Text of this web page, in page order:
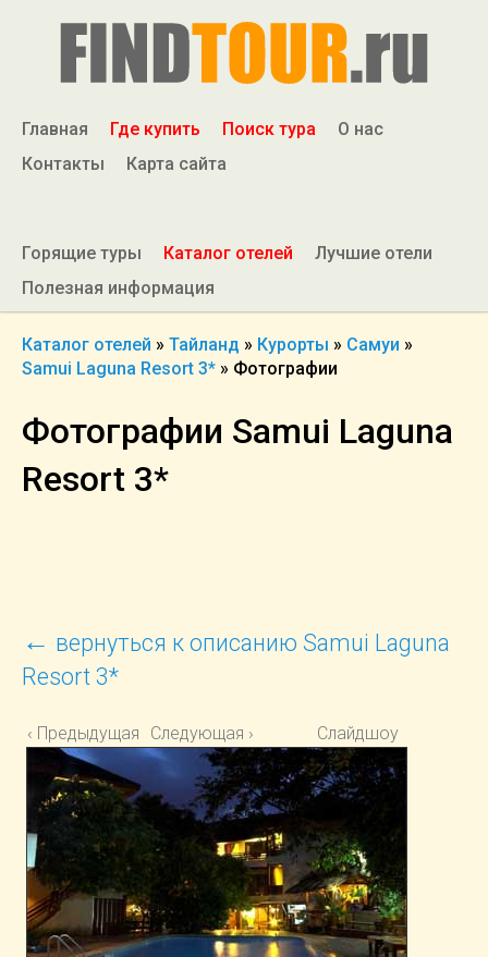
Главная Где купить Поиск тура
О нас
Контакты
Карта сайта
Горящие туры Каталог отелей
Лучшие отели
Полезная информация
Каталог отелей » Тайланд » Курорты » Самуи »
Samui Laguna Resort 3* » Фотографии
Фотографии Samui Laguna
Resort 3*
← вернуться к описанию Samui Laguna
Resort 3*
‹ Предыдущая Следующая › Слайдшоу